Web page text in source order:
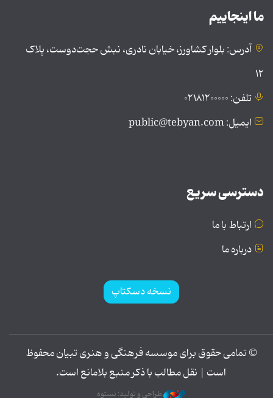
ما اینجاییم
آدرس: بلوار کشاورز، خیابان نادری، نبش حجت‌دوست، پلاک
۱۲
تلفن: ۰۲۱۸۱۲۰۰۰۰۰
ایمیل: public@tebyan.com
دسترسی سریع
ارتباط با ما
درباره ما
نسخه دسکتاپ
© تمامی حقوق برای موسسه فرهنگی و هنری تبیان محفوظ
است | نقل مطالب با ذکر منبع بلامانع است.
طراحی و تولید: نستوه